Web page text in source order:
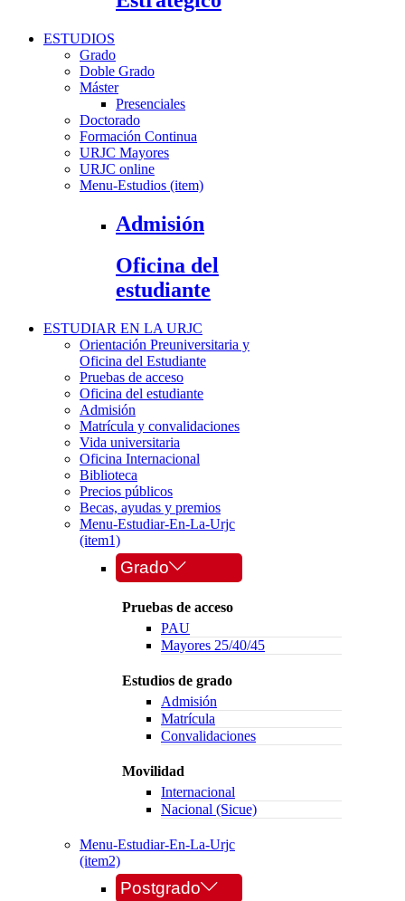
ESTUDIOS
Grado
Doble Grado
Máster
Presenciales
Doctorado
Formación Continua
URJC Mayores
URJC online
Menu-Estudios (item)
Admisión
Oficina del
estudiante
ESTUDIAR EN LA URJC
Orientación Preuniversitaria y
Oficina del Estudiante
Pruebas de acceso
Oficina del estudiante
Admisión
Matrícula y convalidaciones
Vida universitaria
Oficina Internacional
Biblioteca
Precios públicos
Becas, ayudas y premios
Menu-Estudiar-En-La-Urjc
(item1)
Grado
Pruebas de acceso
PAU
Mayores 25/40/45
Estudios de grado
Admisión
Matrícula
Convalidaciones
Movilidad
Internacional
Nacional (Sicue)
Menu-Estudiar-En-La-Urjc
(item2)
Postgrado